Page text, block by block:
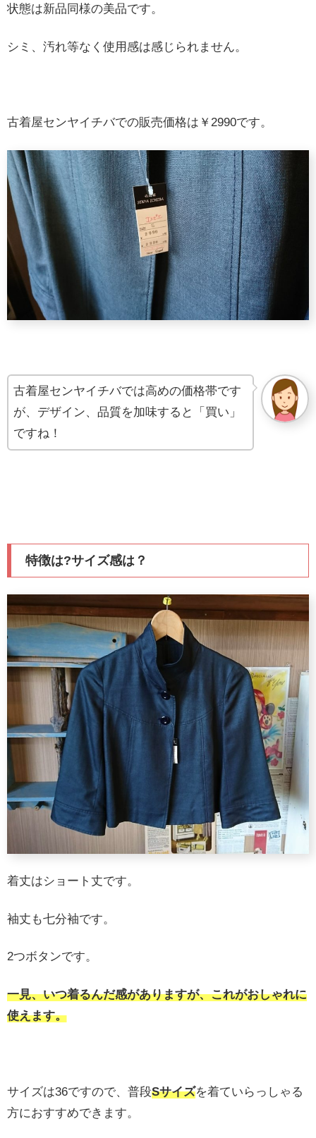
状態は新品同様の美品です。
シミ、汚れ等なく使用感は感じられません。
古着屋センヤイチバでの販売価格は￥2990です。
古着屋センヤイチバでは高めの価格帯です
が、デザイン、品質を加味すると「買い」
ですね！
特徴は?サイズ感は？
着丈はショート丈です。
袖丈も七分袖です。
2つボタンです。
一見、いつ着るんだ感がありますが、これがおしゃれに
使えます。
サイズは36ですので、普段Sサイズを着ていらっしゃる
方におすすめできます。